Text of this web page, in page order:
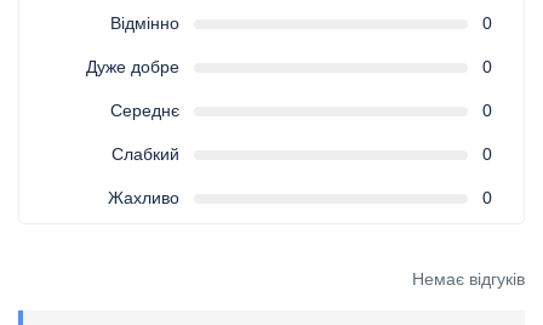
Відмінно 0
Дуже добре 0
Середнє 0
Слабкий 0
Жахливо 0
Немає відгуків